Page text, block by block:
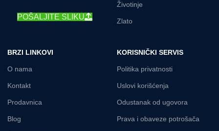
POŠALJITE SLIKU
Životinje
Zlato
BRZI LINKOVI
O nama
Kontakt
Prodavnica
Blog
KORISNIČKI SERVIS
Politika privatnosti
Uslovi korišćenja
Odustanak od ugovora
Prava i obaveze potrošača